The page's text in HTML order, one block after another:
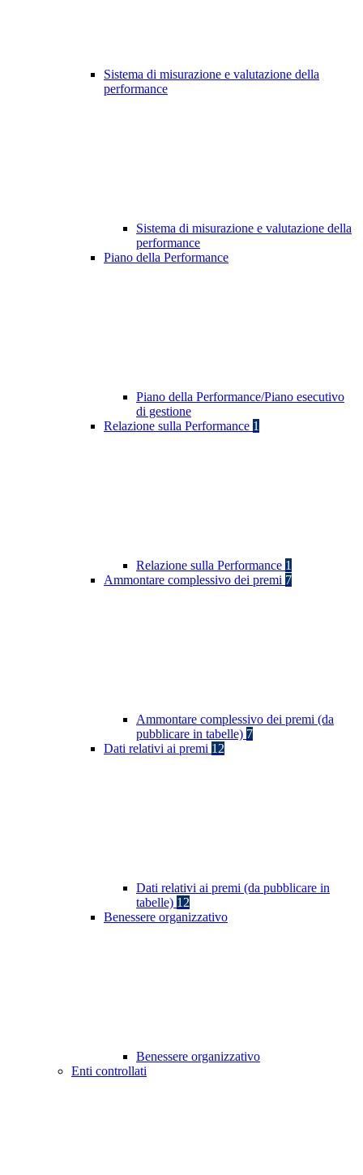
Sistema di misurazione e valutazione della
performance
Sistema di misurazione e valutazione della
performance
Piano della Performance
Piano della Performance/Piano esecutivo
di gestione
Relazione sulla Performance 1
Relazione sulla Performance 1
Ammontare complessivo dei premi 7
Ammontare complessivo dei premi (da
pubblicare in tabelle) 7
Dati relativi ai premi 12
Dati relativi ai premi (da pubblicare in
tabelle) 12
Benessere organizzativo
Benessere organizzativo
Enti controllati